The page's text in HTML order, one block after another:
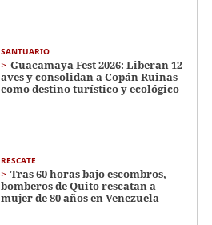
SANTUARIO
Guacamaya Fest 2026: Liberan 12
aves y consolidan a Copán Ruinas
como destino turístico y ecológico
RESCATE
Tras 60 horas bajo escombros,
bomberos de Quito rescatan a
mujer de 80 años en Venezuela